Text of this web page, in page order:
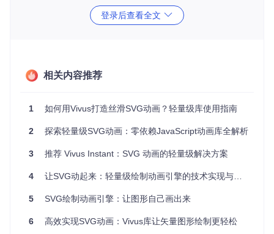
同步模式（Sync） 采用齐头并进的绘制策略，所有路径元素
同时开始并同时结束动画。从时间轴图表可以看出，这种模式
延迟模式（Delayed）则在同步绘制的基础上引入了阶梯式延
时间依次延后，形成错落有致的视觉层次（如图2所示）。这
协调感，又能突出元素间的先后关系。
前路径完全绘制完成后，下一条路径才开始绘制（如图3所
示）。这种模式能创造出类似手写绘制的流畅体验，非常适合
登录后查看全文
相关内容推荐
1 如何用Vivus打造丝滑SVG动画？轻量级库使用指南
2 探索轻量级SVG动画：零依赖JavaScript动画库全解析
3 推荐 Vivus Instant：SVG 动画的轻量级解决方案
4 让SVG动起来：轻量级绘制动画引擎的技术实现与场景落地
5 SVG绘制动画引擎：让图形自己画出来
6 高效实现SVG动画：Vivus库让矢量图形绘制更轻松